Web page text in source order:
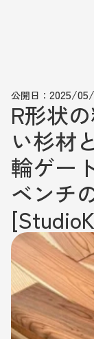
公開日： 2025/
R形状
い杉材
輪ゲー
ベンチ